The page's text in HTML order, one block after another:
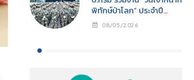
พิทักษ์ป่าโลก” ประจำปี
2569สนับสนุนการปฏิบัติ
ธรรมชาติสู่ความยั่งยืน
08/05/2026